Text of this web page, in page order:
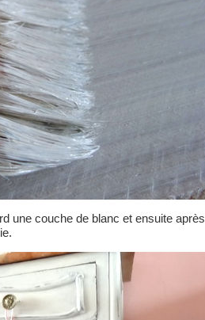
une couche de blanc et ensuite après